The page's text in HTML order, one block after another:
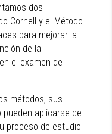
dos
Cornell y el Método
para mejorar la
de la
el examen de
métodos, sus
aplicarse de
proceso de estudio